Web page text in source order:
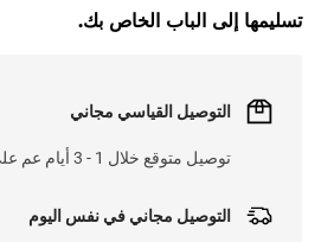
تسليمها إلى الباب الخاص بك.
التوصيل القياسي مجاني
توصيل متوقع خلال 1 - 3 أيام عم على 25 د.ك
التوصيل مجاني في نفس اليوم